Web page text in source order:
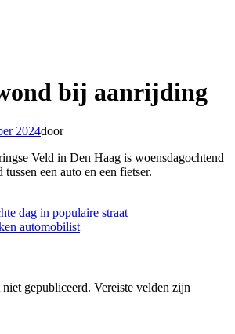
bij aanrijding
2024door
Veld in Den Haag is woensdagochtend
een auto en een fietser.
dag in populaire straat
automobilist
gepubliceerd. Vereiste velden zijn